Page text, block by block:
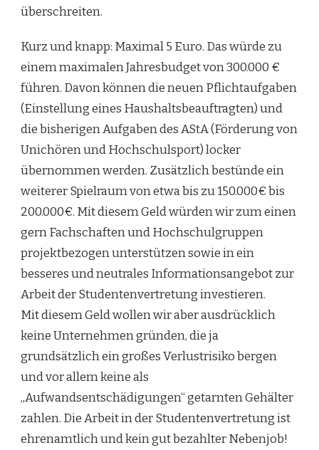
überschreiten.
Kurz und knapp: Maximal 5 Euro. Das würde zu
einem maximalen Jahresbudget von 300.000 €
führen. Davon können die neuen Pflichtaufgaben
(Einstellung eines Haushaltsbeauftragten) und
die bisherigen Aufgaben des AStA (Förderung von
Unichören und Hochschulsport) locker
übernommen werden. Zusätzlich bestünde ein
weiterer Spielraum von etwa bis zu 150.000€ bis
200.000€. Mit diesem Geld würden wir zum einen
gern Fachschaften und Hochschulgruppen
projektbezogen unterstützen sowie in ein
besseres und neutrales Informationsangebot zur
Arbeit der Studentenvertretung investieren.
Mit diesem Geld wollen wir aber ausdrücklich
keine Unternehmen gründen, die ja
grundsätzlich ein großes Verlustrisiko bergen
und vor allem keine als
„Aufwandsentschädigungen“ getarnten Gehälter
zahlen. Die Arbeit in der Studentenvertretung ist
ehrenamtlich und kein gut bezahlter Nebenjob!